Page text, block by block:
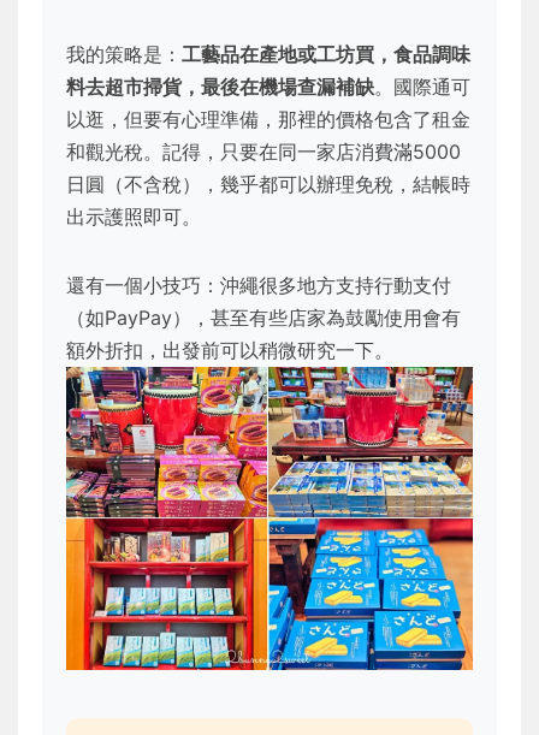
我的策略是： 工藝品在產地或工坊買，食品調味
料去超市掃貨，最後在機場查漏補缺。國際通可
以逛，但要有心理準備，那裡的價格包含了租金
和觀光稅。記得，只要在同一家店消費滿5000
日圓（不含稅），幾乎都可以辦理免稅，結帳時
出示護照即可。
還有一個小技巧：沖繩很多地方支持行動支付
（如PayPay），甚至有些店家為鼓勵使用會有
額外折扣，出發前可以稍微研究一下。